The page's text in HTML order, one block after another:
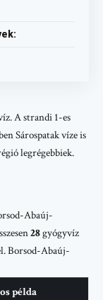
A strandi 1-es
Sárospatak víze is
legrégebbiek.
Abaúj-
28gyógyvíz
Borsod-Abaúj-
példa